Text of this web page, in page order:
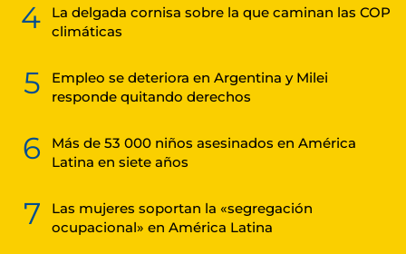
4
La delgada cornisa sobre la que caminan las COP
climáticas
5
Empleo se deteriora en Argentina y Milei
responde quitando derechos
6
Más de 53 000 niños asesinados en América
Latina en siete años
7
Las mujeres soportan la «segregación
ocupacional» en América Latina